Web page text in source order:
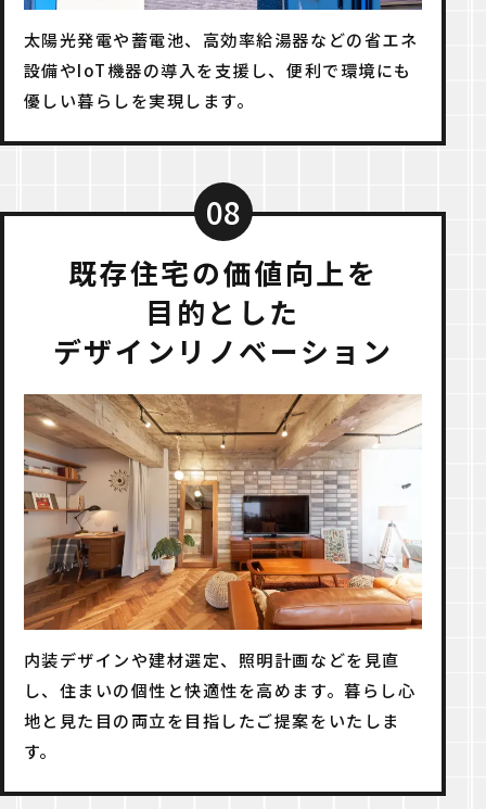
太陽光発電や蓄電池、高効率給湯器などの省エネ
設備やIoT機器の導入を支援し、便利で環境にも
優しい暮らしを実現します。
08
既存住宅の価値向上を
目的とした
デザインリノベーション
内装デザインや建材選定、照明計画などを見直
し、住まいの個性と快適性を高めます。暮らし心
地と見た目の両立を目指したご提案をいたしま
す。